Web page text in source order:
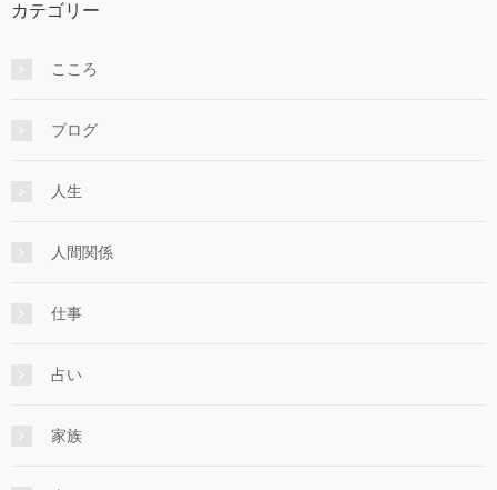
カテゴリー
こころ
ブログ
人生
人間関係
仕事
占い
家族